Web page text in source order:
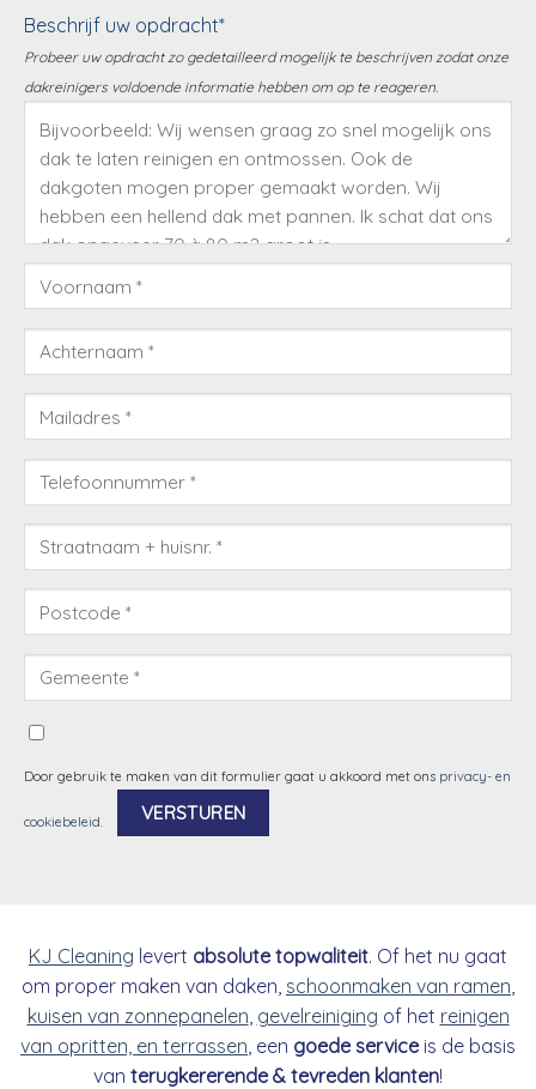
Beschrijf uw opdracht*
Probeer uw opdracht zo gedetailleerd mogelijk te beschrijven zodat onze
dakreinigers voldoende informatie hebben om op te reageren.
Door gebruik te maken van dit formulier gaat u akkoord met ons privacy- en
cookiebeleid.
KJ Cleaning levert absolute topwaliteit. Of het nu gaat
om proper maken van daken, schoonmaken van ramen
kuisen van zonnepanelen gevelreiniging of het reinigen
van opritten, en terrassen , een goede serviceis de basis
van terugkererende & tevreden klanten!